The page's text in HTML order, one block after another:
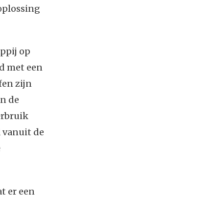
op
met een
zijn
de
vanuit de
er een